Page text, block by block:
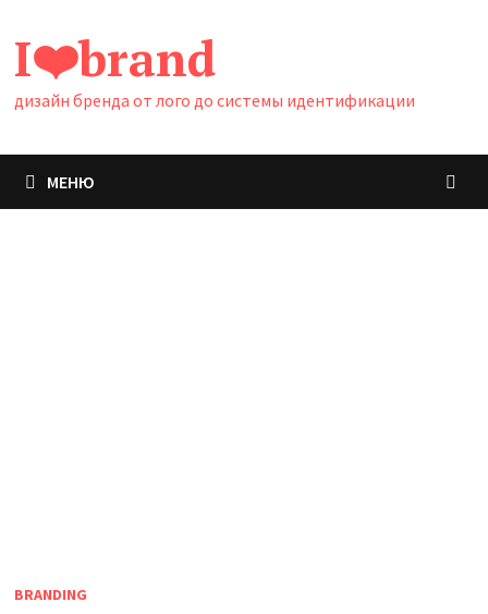
содержимому
I❤️brand
дизайн бренда от лого до системы идентификации
МЕНЮ
BRANDING